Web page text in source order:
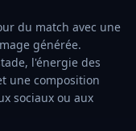
du match avec une
générée.
l'énergie des
une composition
sociaux ou aux